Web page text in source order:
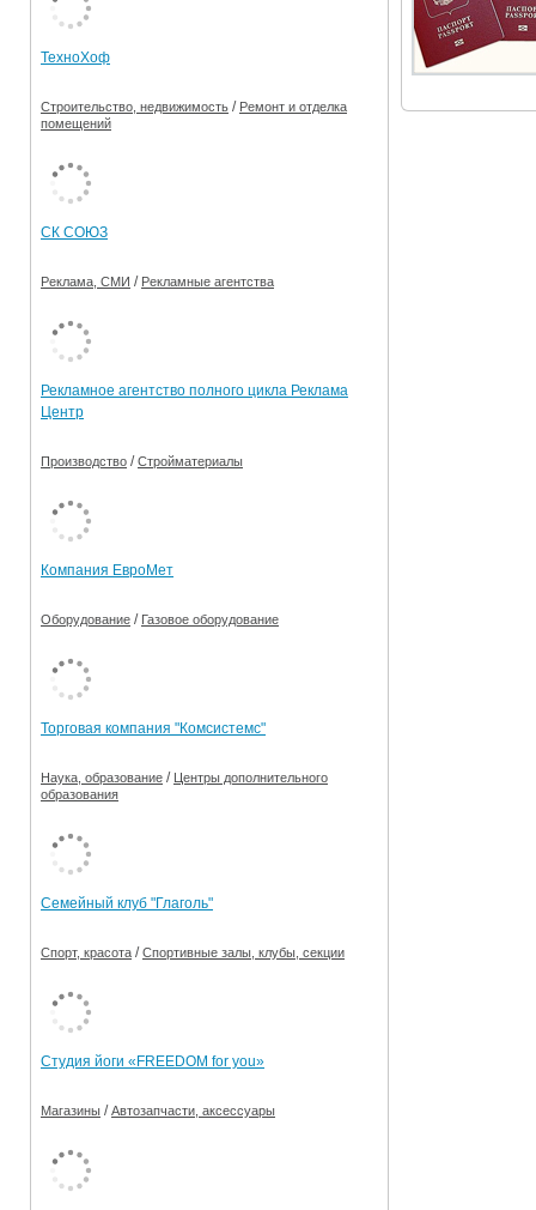
Ограничения движения транспорта на майские
Электронные транспортные карты
ТехноХоф
Строительство, недвижимость / Ремонт и отделка
помещений
СК СОЮЗ
Реклама, СМИ / Рекламные агентства
Рекламное агентство полного цикла Реклама
Центр
Производство /Стройматериалы
Компания ЕвроМет
Оборудование / Газовое оборудование
Торговая компания "Комсистемс"
Наука, образование / Центры дополнительного
образования
Семейный клуб "Глаголь"
Спорт, красота /Спортивные залы, клубы, секции
Студия йоги «FREEDOM for you»
Магазины /Автозапчасти, аксессуары